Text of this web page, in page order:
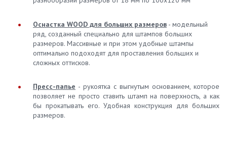
Оснастка WOOD для больших размеров - модельный
ряд, созданный специально для штампов больших
размеров. Массивные и при этом удобные штампы
оптимально подоходят для проставления больших и
сложных оттисков.
Пресс-папье - рукоятка с выгнутым основанием, которое
позволяет не просто ставить штамп на поверхность, а как
бы прокатывать его. Удобная конструкция для больших
размеров.